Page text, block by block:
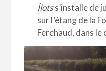
Îlotss’installe de
sur l’étang de la
Ferchaud, dans le